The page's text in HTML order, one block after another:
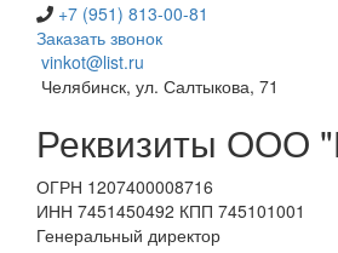
+7 (951) 813-00-81
Заказать звонок
vinkot@list.ru
Челябинск, ул. Салтыкова, 71
Реквизиты ООО
ОГРН 1207400008716
ИНН 7451450492 КПП 745101001
Генеральный директор